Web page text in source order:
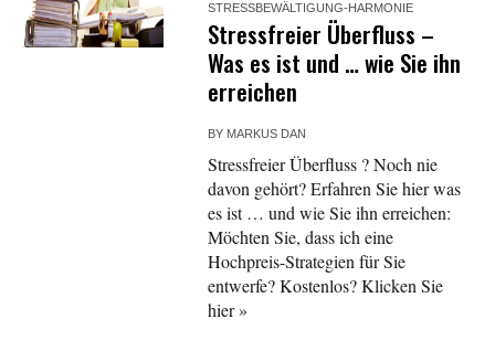
STRESSBEWÄLTIGUNG-HARMONIE
Stressfreier Überfluss –
Was es ist und … wie Sie ihn
erreichen
BY MARKUS DAN
Stressfreier Überfluss ? Noch nie
davon gehört? Erfahren Sie hier was
es ist … und wie Sie ihn erreichen:
Möchten Sie, dass ich eine
Hochpreis-Strategien für Sie
entwerfe? Kostenlos? Klicken Sie
hier »